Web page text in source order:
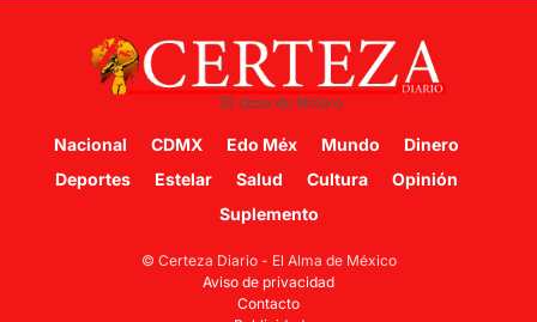
Nacional CDMX Edo Méx Mundo
Dinero
Deportes
Estelar Salud Cultura
Opinión
Suplemento
© Certeza Diario - El Alma de México
Aviso de privacidad
Contacto